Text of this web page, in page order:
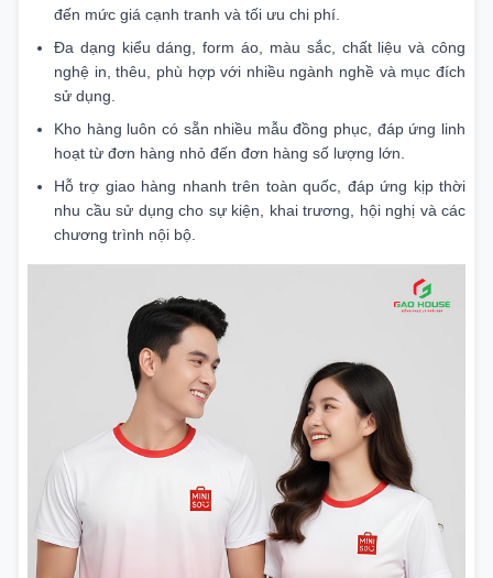
đến mức giá cạnh tranh và tối ưu chi phí.
Đa dạng kiểu dáng, form áo, màu sắc, chất liệu và công
nghệ in, thêu, phù hợp với nhiều ngành nghề và mục đích
sử dụng.
Kho hàng luôn có sẵn nhiều mẫu đồng phục, đáp ứng linh
hoạt từ đơn hàng nhỏ đến đơn hàng số lượng lớn.
Hỗ trợ giao hàng nhanh trên toàn quốc, đáp ứng kịp thời
nhu cầu sử dụng cho sự kiện, khai trương, hội nghị và các
chương trình nội bộ.